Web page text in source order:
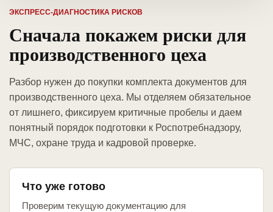
ЭКСПРЕСС-ДИАГНОСТИКА РИСКОВ
Сначала покажем риски для
производственного цеха
Разбор нужен до покупки комплекта документов для
производственного цеха. Мы отделяем обязательное
от лишнего, фиксируем критичные пробелы и даем
понятный порядок подготовки к Роспотребнадзору,
МЧС, охране труда и кадровой проверке.
Что уже готово
Проверим текущую документацию для